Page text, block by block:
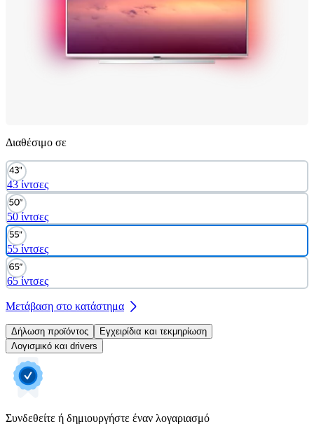
Διαθέσιμο σε
43 ίντσες
50 ίντσες
55 ίντσες
65 ίντσες
Μετάβαση στο κατάστημα
Δήλωση προϊόντος
Εγχειρίδια και τεκμηρίωση
Λογισμικό και drivers
Συνδεθείτε ή δημιουργήστε έναν λογαριασμό